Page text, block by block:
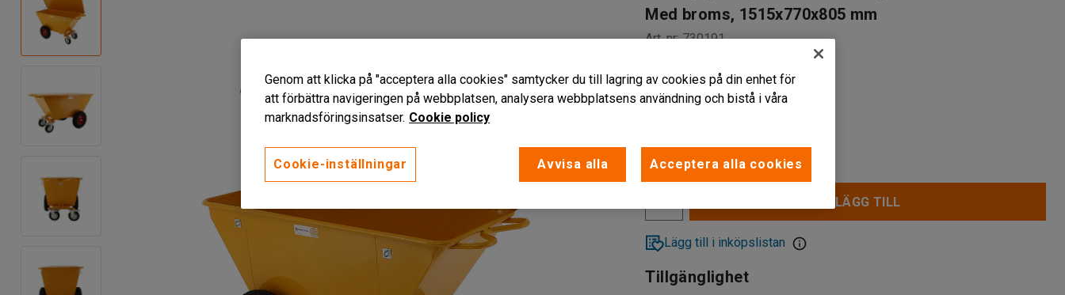
Med broms, 1515x770x805 mm
Art. nr:730191
För större verktyg och redskap
Stabil konstruktion
Med tippöglor
13 995 kr
exkl. moms
LÄGG TILL
Lägg till i inköpslistan
Tillgänglighet
Genom att klicka på "acceptera alla cookies" samtycker du till lagring av cookies på din enhet för
att förbättra navigeringen på webbplatsen, analysera webbplatsens användning och bistå i våra
marknadsföringsinsatser. Cookie policy
Cookie-inställningar Avvisa alla Acceptera alla cookies